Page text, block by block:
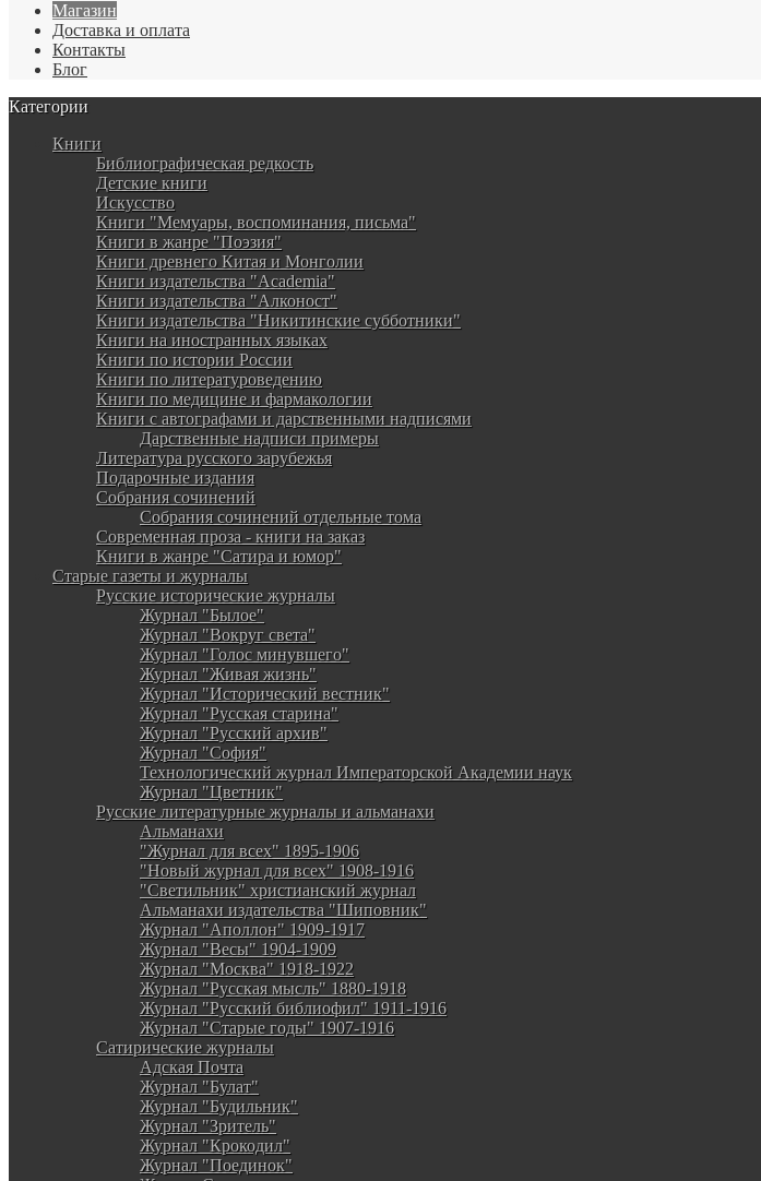
Магазин
Доставка и оплата
Контакты
Блог
Категории
Книги
Библиографическая редкость
Детские книги
Искусство
Книги "Мемуары, воспоминания, письма"
Книги в жанре "Поэзия"
Книги древнего Китая и Монголии
Книги издательства "Academia"
Книги издательства "Алконост"
Книги издательства "Никитинские субботники"
Книги на иностранных языках
Книги по истории России
Книги по литературоведению
Книги по медицине и фармакологии
Книги с автографами и дарственными надписями
Дарственные надписи примеры
Литература русского зарубежья
Подарочные издания
Собрания сочинений
Собрания сочинений отдельные тома
Современная проза - книги на заказ
Книги в жанре "Сатира и юмор"
Старые газеты и журналы
Русские исторические журналы
Журнал "Былое"
Журнал "Вокруг света"
Журнал "Голос минувшего"
Журнал "Живая жизнь"
Журнал "Исторический вестник"
Журнал "Русская старина"
Журнал "Русский архив"
Журнал "София"
Технологический журнал Императорской Академии наук
Журнал "Цветник"
Русские литературные журналы и альманахи
Альманахи
"Журнал для всех" 1895-1906
"Новый журнал для всех" 1908-1916
"Светильник" христианский журнал
Альманахи издательства "Шиповник"
Журнал "Аполлон" 1909-1917
Журнал "Весы" 1904-1909
Журнал "Москва" 1918-1922
Журнал "Русская мысль" 1880-1918
Журнал "Русский библиофил" 1911-1916
Журнал "Старые годы" 1907-1916
Сатирические журналы
Адская Почта
Журнал "Булат"
Журнал "Будильник"
Журнал "Зритель"
Журнал "Крокодил"
Журнал "Поединок"